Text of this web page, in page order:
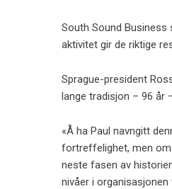
South Sound Business
aktivitet gir de riktige
Sprague-president
lange tradisjon – 96 år
«Å ha Paul navngitt
fortreffelighet, men om
neste fasen av
nivåer i organisasjonen